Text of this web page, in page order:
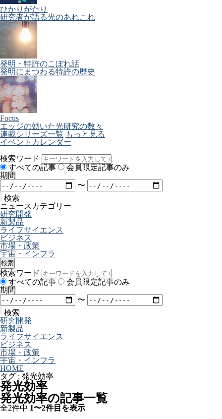
ひかりがたり
研究者が語る光のあれこれ
発明・特許のこぼれ話
発明にまつわる特許の歴史
Focus
エッジの効いた光研究の数々
連載シリーズ一覧 もっと見る
イベントカレンダー
検索ワード
すべての記事
会員限定記事のみ
期間
〜
検索
ニュースカテゴリー
研究開発
新製品
ライフサイエンス
ビジネス
市場・政策
宇宙・インフラ
検索
検索ワード
すべての記事
会員限定記事のみ
期間
〜
検索
研究開発
新製品
ライフサイエンス
ビジネス
市場・政策
宇宙・インフラ
HOME
タグ : 発光効率
発光効率
発光効率の記事一覧
全2件中 1〜2件目を表示